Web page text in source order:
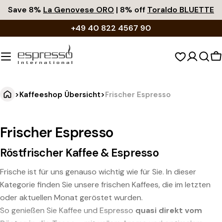
Zum
Inhalt
Save 8% La Genovese ORO | 8% off Toraldo BLUETTE
+49 40 822 4567 90
>Kaffeeshop Übersicht>Frischer Espresso
Frischer Espresso
Röstfrischer Kaffee & Espresso
Frische ist für uns genauso wichtig wie für Sie. In dieser
Kategorie finden Sie unsere frischen Kaffees, die im letzten
oder aktuellen Monat geröstet wurden.
So genießen Sie Kaffee und Espresso quasi direkt vom